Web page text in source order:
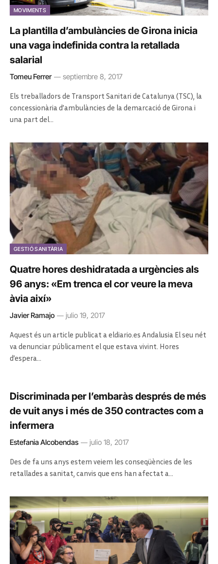
MOVIMENTS
La plantilla d’ambulàncies de Girona inicia
una vaga indefinida contra la retallada
salarial
Tomeu Ferrer septiembre 8, 2017
Els treballadors de Transport Sanitari de Catalunya (TSC), la
concessionària d’ambulàncies de la demarcació de Girona i
una part del…
GESTIÓ SANITÀRIA
Quatre hores deshidratada a urgències als
96 anys: «Em trenca el cor veure la meva
àvia així»
Javier Ramajo julio 19, 2017
Aquest és un article publicat a eldiario.es Andalusia El seu nét
va denunciar públicament el que estava vivint. Hores
d’espera…
Discriminada per l’embaràs després de més
de vuit anys i més de 350 contractes com a
infermera
Estefania Alcobendas julio 18, 2017
Des de fa uns anys estem veiem les conseqüències de les
retallades a sanitat, canvis que ens han afectat a…